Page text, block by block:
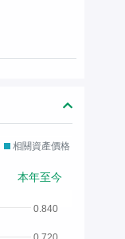
相關資產價格
本年至今
0.840